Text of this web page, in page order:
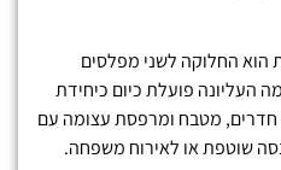
הוא החלוקה לשני מפלסים
העליונה פועלת כיום כיחידת
חדרים, מטבח ומרפסת עצומה עם
שוטפת או לאירוח משפחה.